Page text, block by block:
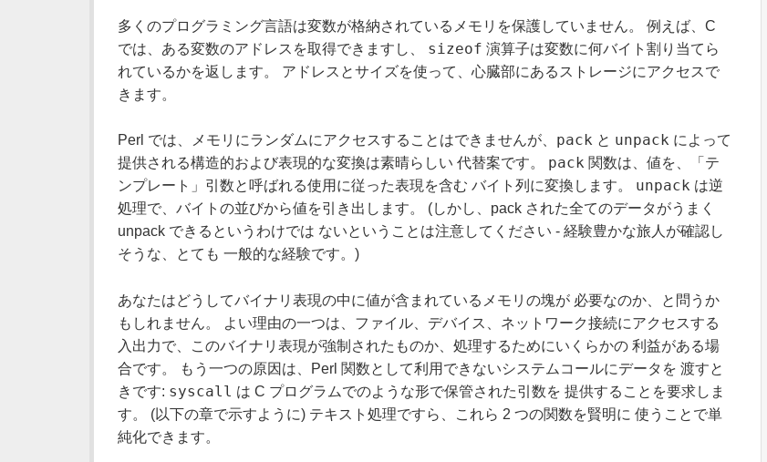
多くのプログラミング言語は変数が格納されているメモリを保護していません。 例えば、C
では、ある変数のアドレスを取得できますし、 sizeof 演算子は変数に何バイト割り当てら
れているかを返します。 アドレスとサイズを使って、心臓部にあるストレージにアクセスで
きます。
Perl では、メモリにランダムにアクセスすることはできませんが、 pack と unpack によって
提供される構造的および表現的な変換は素晴らしい 代替案です。 pack 関数は、値を、「テ
ンプレート」引数と呼ばれる使用に従った表現を含む バイト列に変換します。 unpack は逆
処理で、バイトの並びから値を引き出します。 (しかし、pack された全てのデータがうまく
unpack できるというわけでは ないということは注意してください - 経験豊かな旅人が確認し
そうな、とても 一般的な経験です。)
あなたはどうしてバイナリ表現の中に値が含まれているメモリの塊が 必要なのか、と問うか
もしれません。 よい理由の一つは、ファイル、デバイス、ネットワーク接続にアクセスする
入出力で、このバイナリ表現が強制されたものか、処理するためにいくらかの 利益がある場
合です。 もう一つの原因は、Perl 関数として利用できないシステムコールにデータを 渡すと
きです: syscall は C プログラムでのような形で保管された引数を 提供することを要求しま
す。 (以下の章で示すように) テキスト処理ですら、これら 2 つの関数を賢明に 使うことで単
純化できます。